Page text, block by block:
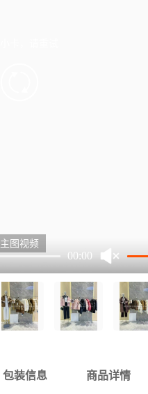
00:00
主图视频
包装信息 商品详情